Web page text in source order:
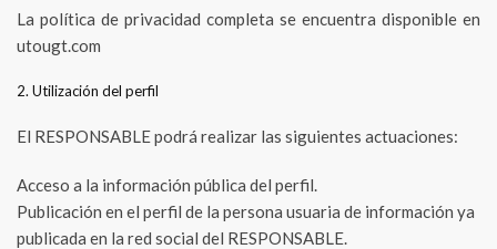
La política de privacidad completa se encuentra disponible en
utougt.com
2. Utilización del perfil
El RESPONSABLE podrá realizar las siguientes actuaciones:
Acceso a la información pública del perfil.
Publicación en el perfil de la persona usuaria de información ya
publicada en la red social del RESPONSABLE.